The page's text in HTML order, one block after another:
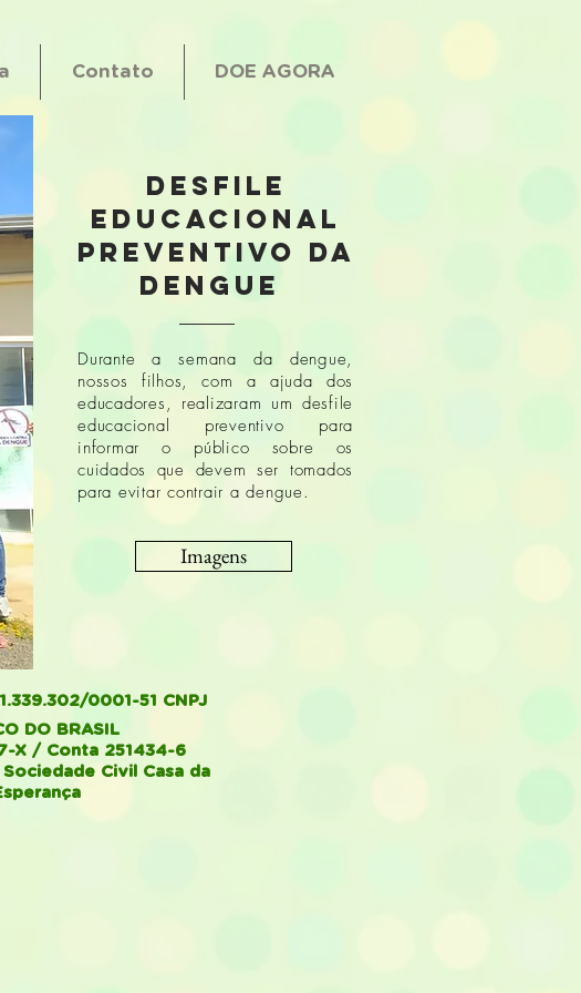
Contato DOE AGORA
DESFILE
EDUCACIONAL
PREVENTIVO DA
DENGUE
Durante a semana da dengue,
nossos filhos, com a ajuda dos
educadores, realizaram um desfile
educacional preventivo para
informar o público sobre os
cuidados que devem ser tomados
para evitar contrair a dengue.
Imagens
0001-51 CNPJ
DO BRASIL
X / Conta 251434-6
Civil Casa da